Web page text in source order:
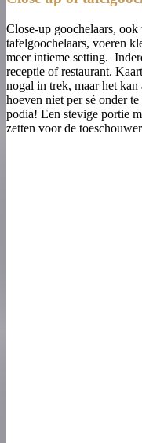
Close-up goochelaars,
tafelgoochelaars, voeren
meer intieme setting.
receptie of restaurant.
nogal in trek, maar het
hoeven niet per sé onder
podia! Een stevige portie
zetten voor de